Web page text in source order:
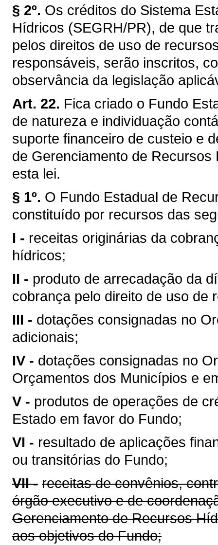
§ 2º. Os créditos do Sistema
Hídricos (SEGRH/PR), de que
pelos direitos de uso de
responsáveis, serão inscritos,
observância da legislação
Art. 22. Fica criado o Fundo
de natureza e individuação
suporte financeiro de custeio e
de Gerenciamento de
esta lei.
§ 1º. O Fundo Estadual de
constituído por recursos das
I - receitas originárias da
hídricos;
II - produto de arrecadação da
cobrança pelo direito de uso de
III - dotações consignadas no
adicionais;
IV - dotações consignadas no
Orçamentos dos Municípios e
V - produtos de operações de
Estado em favor do Fundo;
VI - resultado de aplicações
ou transitórias do Fundo;
VII - receitas de convênios,
órgão executivo e de
Gerenciamento de Recursos
aos objetivos do Fundo;